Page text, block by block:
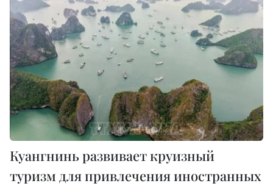
Куангнинь развивает круизный
туризм для привлечения иностранных